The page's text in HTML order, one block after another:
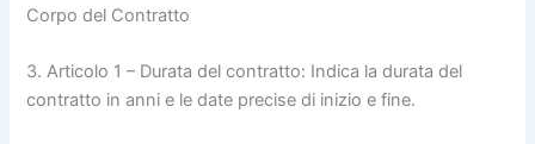
Corpo del Contratto
3. Articolo 1 – Durata del contratto: Indica la durata del
contratto in anni e le date precise di inizio e fine.